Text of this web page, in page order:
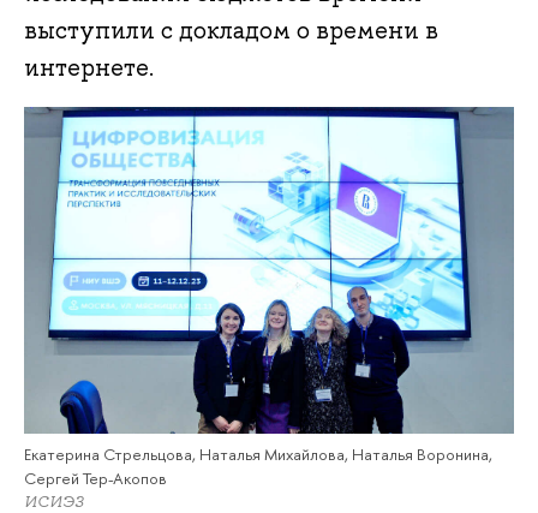
выступили с докладом о времени в
интернете.
Екатерина Стрельцова, Наталья Михайлова, Наталья Воронина,
Сергей Тер-Акопов
ИСИЭЗ